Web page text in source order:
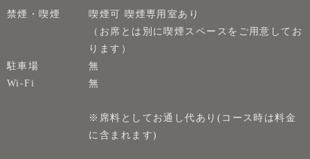
禁煙・喫煙
喫煙可 喫煙専用室あり
（お席とは別に喫煙スペースをご用意してお
ります）
駐車場
無
Wi-Fi
無
※席料としてお通し代あり(コース時は料金
に含まれます)